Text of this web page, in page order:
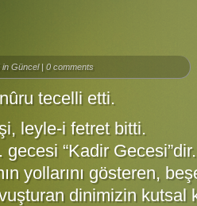
in Güncel| 0 comments
nûru tecelli etti.
leyle-i fetret bitti.
gecesi “Kadir
yollarını gösteren,
dinimizin kutsal